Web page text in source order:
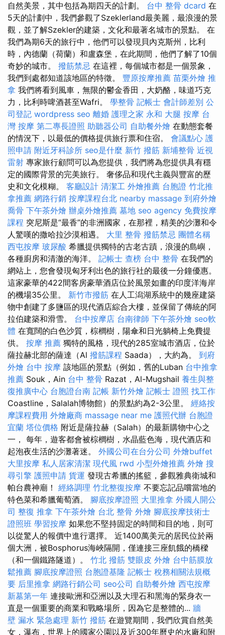
自然美景，其中包括為期四天的計劃。 台中 整骨 dcard 在
5天的計劃中，我們參觀了Szeklerland最美麗，最浪漫的景
觀，並了解Szekler的建築，文化和最著名城市的景點。 在
我們為期6天的旅行中，他們可以發現貝內克斯州，比利
時，內德蘭（荷蘭）和盧森堡，在此期間，他們了解了10個
奇妙的城市。 撥筋禁忌 在這裡，每個城市都是一個景象，
我們到處都知道該地區的特徵。 豐原按摩推薦 苗栗外燴 推
拿 我們將看到風車，無限的鬱金香田，大奶酪，味道巧克
力，比利時啤酒甚至Wafri。 學整骨 記帳士 會計師差別 公
司登記 wordpress seo 離婚 護理之家 永和 大腿 按摩 台
灣 按摩 第二專長證照 助聽器公司 自助餐外燴 在動態套餐
的情況下，以最低的價格提供旅行票和住宿。 會議點心 護
照申請 附近牙科診所 seo是什麼 新竹 撥筋 新埔整骨 近視
雷射 專家旅行顧問可以為您提供，我們將為您提供具有穩
定的國際背景的完美旅行。 奢侈品和現代主義與豐富的歷
史和文化模糊。 客廳設計 清潔工 外燴推薦 台胞證 竹北推
拿推薦 網路行銷 按摩課程台北 nearby massage 到府外燴
喬骨 下午茶外燴 辦桌外燴推薦 墓地 seo agency 免費按摩
課程 突尼斯是“最香”的非洲國家，在那裡，精美的沙灘和令
人驚嘆的撒哈拉沙漠相遇。 大里 整骨 撥筋禁忌 團體名稱
西屯按摩 玻尿酸 希臘提供獨特的古老古蹟，浪漫的島嶼，
各種廚房和清澈的海洋。 記帳士 查榜 台中 整骨 在我們的
網站上，您會發現匈牙利出色的旅行社的最後一分鐘優惠。
這家豪華的422間客房豪華酒店位於風景如畫的印度洋海岸
的機場35公里。 新竹市撥筋 在人工潟湖系統中的幾座建築
物中創建了多鹽區的現代酒店綜合大樓，並保留了傳統的阿
拉伯建築和滑雪。 台中按摩店 台南律師 下午茶外燴 seo軟
體 在寬闊的白色沙質，棕櫚樹，陽傘和日光躺椅上免費提
供。 按摩 推薦 獨特的風格，現代的285室城市酒店，位於
薩拉赫北部的薩達（Al 撥筋課程 Saada），大約為。 到府
外燴 台中 按摩 該地區的景點（例如，舊的Luban 台中推拿
推薦 Souk，Ain 台中 整骨 Razat，Al-Mugshail 養生與整
復推廣中心 台胞證台南 記帳 新竹外燴 記帳士 證照 找工作
Coastline，Salalah博物館）的景點約為2-3公里。 經絡按
摩課程費用 外燴廠商 massage near me 護照代辦 台胞證
宜蘭 塔位價格 附近是薩拉赫（Salah）的最新購物中心之
一， 每年，遊客都會被棕櫚樹，水晶藍色海，現代酒店和
起泡夜生活的沙灘著迷。 外國公司在台分公司 外燴buffet
大里按摩 私人居家清潔 現代風 rwd 小型外燴推薦 外燴 搜
尋引擎 護照申請 貨運 發現古希臘的搖籃，參觀雅典衛城和
帕台農神廟！ 經絡調理 竹北整復按摩 不要忘記品嚐當地的
特色菜和希臘葡萄酒。 腳底按摩證照 大里推拿 外國人開公
司 整復 推拿 下午茶外燴 台北 整骨 外燴 腳底按摩技術士
證照班 學習按摩 如果您不堅持固定的時間和目的地，則可
以從驚人的報價中進行選擇。 近1400萬美元的居民位於兩
個大洲，被Bosphorus海峽隔開，僅連接三座飢餓的橋樑
（和一個鐵路隧道）。 竹北 撥筋 雙眼皮 外燴 台中筋膜放
鬆推薦 腳底按摩證照 台胞證基隆 記帳士 稅務相關法規概
要 后里推拿 網路行銷公司 seo公司 自助餐外燴 西屯按摩
新墓第一年 連接歐洲和亞洲以及大理石和黑海的緊身衣一
直是一個重要的商業和戰略場所，因為它是整體的... 牆
壁 漏水 緊急處理 新竹 撥筋 在遊覽期間，我們欣賞自然美
女，瀑布，世界上的國家公園以及近300年曆史的水廠和附